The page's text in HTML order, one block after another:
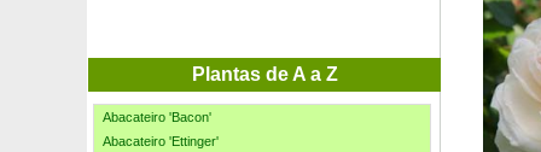
Plantas de A a Z
Abacateiro 'Bacon'
Abacateiro 'Ettinger'